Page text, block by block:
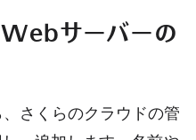
サーバーの
さくらのクラウドの管